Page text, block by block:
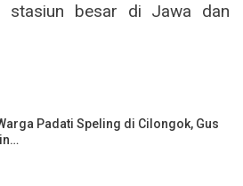
stasiun besar di Jawa dan
Padati Speling di Cilongok, Gus